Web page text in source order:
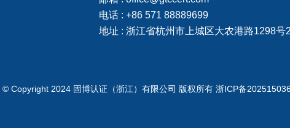
电话 : +86 571 88889699
地址 : 浙江省杭州市上城区大农港路1298
© Copyright 2024 固博认证（浙江）有限公司 版权所有 浙ICP备